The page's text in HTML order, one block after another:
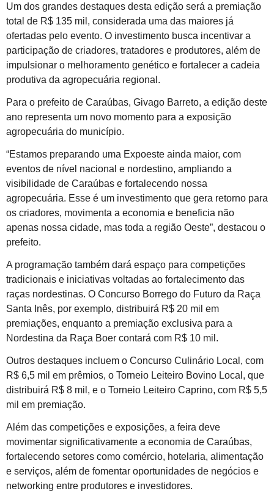
Um dos grandes destaques desta edição será a premiação
total de R$ 135 mil, considerada uma das maiores já
ofertadas pelo evento. O investimento busca incentivar a
participação de criadores, tratadores e produtores, além de
impulsionar o melhoramento genético e fortalecer a cadeia
produtiva da agropecuária regional.
Para o prefeito de Caraúbas, Givago Barreto, a edição deste
ano representa um novo momento para a exposição
agropecuária do município.
“Estamos preparando uma Expoeste ainda maior, com
eventos de nível nacional e nordestino, ampliando a
visibilidade de Caraúbas e fortalecendo nossa
agropecuária. Esse é um investimento que gera retorno para
os criadores, movimenta a economia e beneficia não
apenas nossa cidade, mas toda a região Oeste”, destacou o
prefeito.
A programação também dará espaço para competições
tradicionais e iniciativas voltadas ao fortalecimento das
raças nordestinas. O Concurso Borrego do Futuro da Raça
Santa Inês, por exemplo, distribuirá R$ 20 mil em
premiações, enquanto a premiação exclusiva para a
Nordestina da Raça Boer contará com R$ 10 mil.
Outros destaques incluem o Concurso Culinário Local, com
R$ 6,5 mil em prêmios, o Torneio Leiteiro Bovino Local, que
distribuirá R$ 8 mil, e o Torneio Leiteiro Caprino, com R$ 5,5
mil em premiação.
Além das competições e exposições, a feira deve
movimentar significativamente a economia de Caraúbas,
fortalecendo setores como comércio, hotelaria, alimentação
e serviços, além de fomentar oportunidades de negócios e
networking entre produtores e investidores.